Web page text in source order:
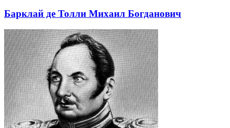
Барклай де Толли Михаил Богданович